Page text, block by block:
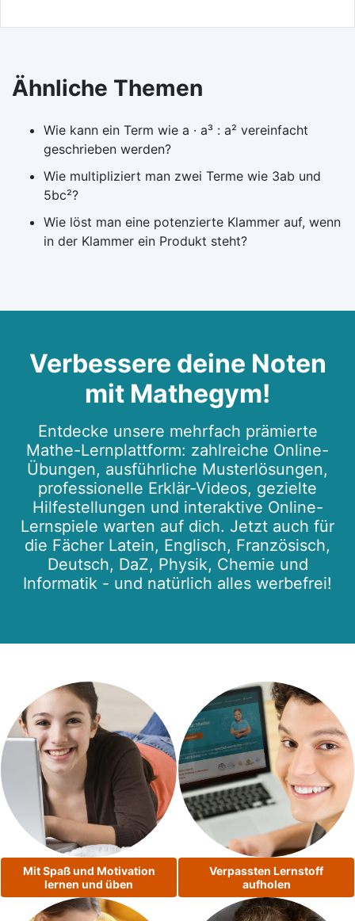
Ähnliche Themen
Wie kann ein Term wie a · a³ : a² vereinfacht
geschrieben werden?
Wie multipliziert man zwei Terme wie 3ab und
5bc²?
Wie löst man eine potenzierte Klammer auf, wenn
in der Klammer ein Produkt steht?
Verbessere deine Noten
mit Mathegym!
Entdecke unsere mehrfach prämierte
Mathe-Lernplattform: zahlreiche Online-
Übungen, ausführliche Musterlösungen,
professionelle Erklär-Videos, gezielte
Hilfestellungen und interaktive Online-
Lernspiele warten auf dich. Jetzt auch für
die Fächer Latein, Englisch, Französisch,
Deutsch, DaZ, Physik, Chemie und
Informatik - und natürlich alles werbefrei!
Mit Spaß und Motivation
lernen und üben
Verpassten Lernstoff
aufholen